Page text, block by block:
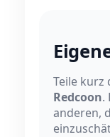
Teile kurz
Redcoon.
anderen,